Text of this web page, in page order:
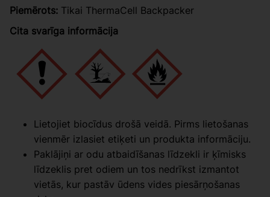
Piemērots: Tikai ThermaCell Backpacker
Cita svarīga informācija
Lietojiet biocīdus drošā veidā. Pirms lietošanas
vienmēr izlasiet etiķeti un produkta informāciju.
Paklājiņi ar odu atbaidīšanas līdzekli ir ķīmisks
līdzeklis pret odiem un tos nedrīkst izmantot
vietās, kur pastāv ūdens vides piesārņošanas